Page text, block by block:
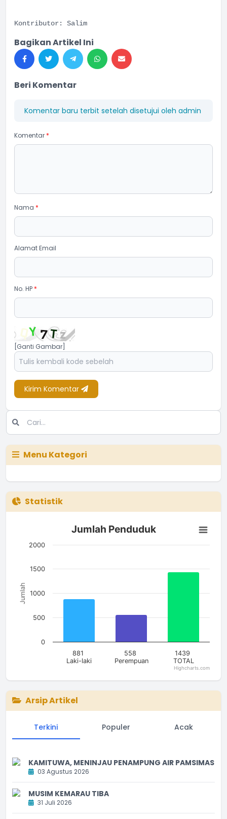
Kontributor: Salim
Bagikan Artikel Ini
Beri Komentar
Komentar baru terbit setelah disetujui oleh admin
Komentar *
Nama *
Alamat Email
No. HP *
[Ganti Gambar]
Kirim Komentar
Menu Kategori
Statistik
Jumlah Penduduk
Bar chart with 3 bars.
The chart has 1 X axis displaying categories.
Jumlah
Jumlah Penduduk
881
Laki-laki
558
Perempuan
1439
TOTAL
0
500
1000
1500
2000
Highcharts.com
Arsip Artikel
Terkini Populer Acak
KAMITUWA, MENINJAU PENAMPUNG AIR PAMSIMAS
03 Agustus 2026
MUSIM KEMARAU TIBA
31 Juli 2026